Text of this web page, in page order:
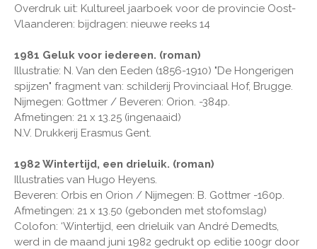
Overdruk uit: Kultureel jaarboek voor de provincie Oost-
Vlaanderen: bijdragen: nieuwe reeks 14
1981 Geluk voor iedereen. (roman)
Illustratie: N. Van den Eeden (1856-1910) "De Hongerigen
spijzen" fragment van: schilderij Provinciaal Hof, Brugge.
Nijmegen: Gottmer / Beveren: Orion. -384p.
Afmetingen: 21 x 13.25 (ingenaaid)
N.V. Drukkerij Erasmus Gent.
1982 Wintertijd, een drieluik. (roman)
Illustraties van Hugo Heyens.
Beveren: Orbis en Orion / Nijmegen: B. Gottmer -160p.
Afmetingen: 21 x 13.50 (gebonden met stofomslag)
Colofon: ‘Wintertijd, een drieluik van André Demedts,
werd in de maand juni 1982 gedrukt op editie 100gr door